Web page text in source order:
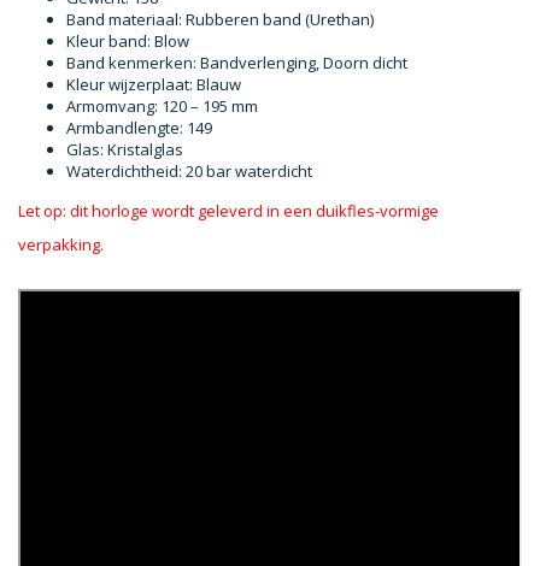
Band materiaal: Rubberen band (Urethan)
Kleur band: Blow
Band kenmerken: Bandverlenging, Doorn dicht
Kleur wijzerplaat: Blauw
Armomvang: 120 – 195 mm
Armbandlengte: 149
Glas: Kristalglas
Waterdichtheid: 20 bar waterdicht
Let op: dit horloge wordt geleverd in een duikfles-vormige
verpakking.